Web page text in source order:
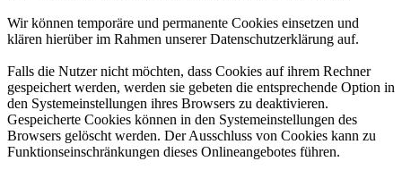
Wir können temporäre und permanente Cookies einsetzen und
klären hierüber im Rahmen unserer Datenschutzerklärung auf.
Falls die Nutzer nicht möchten, dass Cookies auf ihrem Rechner
gespeichert werden, werden sie gebeten die entsprechende Option in
den Systemeinstellungen ihres Browsers zu deaktivieren.
Gespeicherte Cookies können in den Systemeinstellungen des
Browsers gelöscht werden. Der Ausschluss von Cookies kann zu
Funktionseinschränkungen dieses Onlineangebotes führen.